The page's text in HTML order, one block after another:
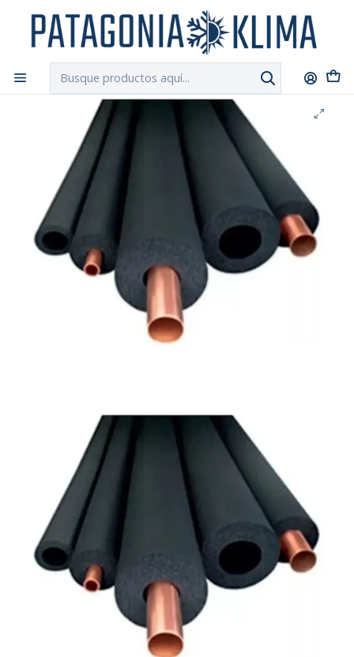
Chilexpress
Inicio Aire Acondicionado
Aislacion Tuberia Aire Acondicionado 3/8-9x10mm x 2mt